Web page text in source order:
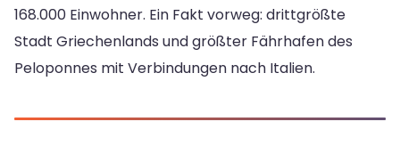
168.000 Einwohner. Ein Fakt vorweg: drittgrößte
Stadt Griechenlands und größter Fährhafen des
Peloponnes mit Verbindungen nach Italien.